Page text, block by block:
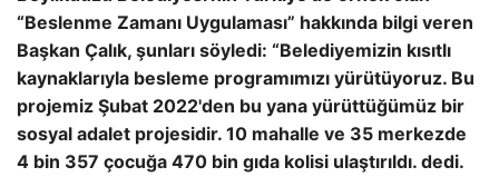
“Beslenme Zamanı Uygulaması” hakkında bilgi veren
Başkan Çalık, şunları söyledi: “Belediyemizin kısıtlı
kaynaklarıyla besleme programımızı yürütüyoruz. Bu
projemiz Şubat 2022'den bu yana yürüttüğümüz bir
sosyal adalet projesidir. 10 mahalle ve 35 merkezde
4 bin 357 çocuğa 470 bin gıda kolisi ulaştırıldı. dedi.